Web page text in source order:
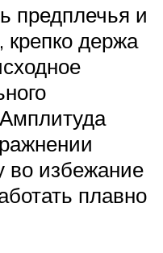
предплечья и
крепко держа
во избежание
плавно